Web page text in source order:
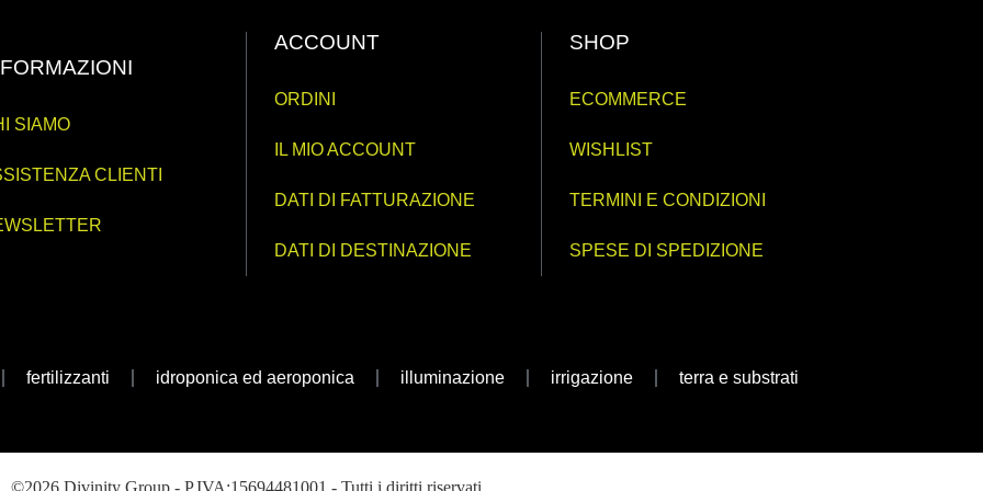
SIAMO
CLIENTI
ACCOUNT
ORDINI
IL MIO ACCOUNT
DATI DI FATTURAZIONE
DATI DI DESTINAZIONE
SHOP
ECOMMERCE
WISHLIST
TERMINI E CONDIZIONI
SPESE DI SPEDIZIONE
fertilizzanti idroponica ed aeroponica illuminazione irrigazione terra e substrati